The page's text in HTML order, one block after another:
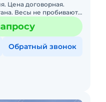
Цена договорная.
Весы не пробивают.
Обратный звонок